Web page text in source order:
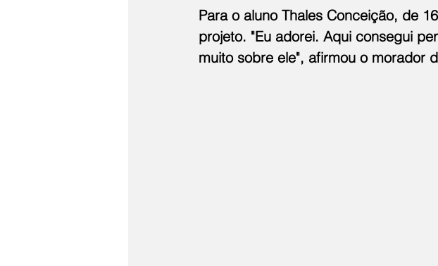
Para o aluno Thales Conceição, de
projeto. "Eu adorei. Aqui consegui
muito sobre ele", afirmou o morador